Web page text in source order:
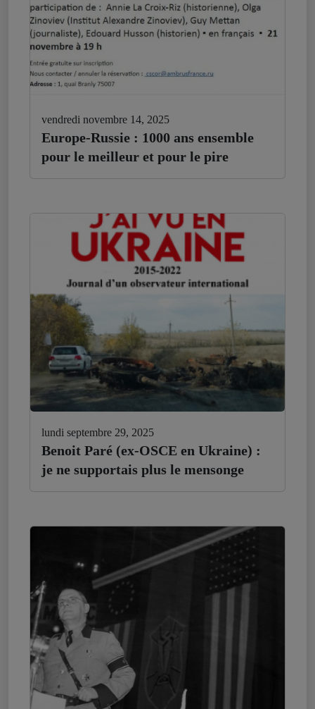
vendredi novembre 14, 2025
Europe-Russie : 1000 ans ensemble
pour le meilleur et pour le pire
lundi septembre 29, 2025
Benoit Paré (ex-OSCE en Ukraine) :
je ne supportais plus le mensonge